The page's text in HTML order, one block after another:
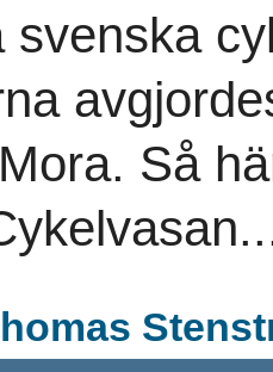
svenska
Så